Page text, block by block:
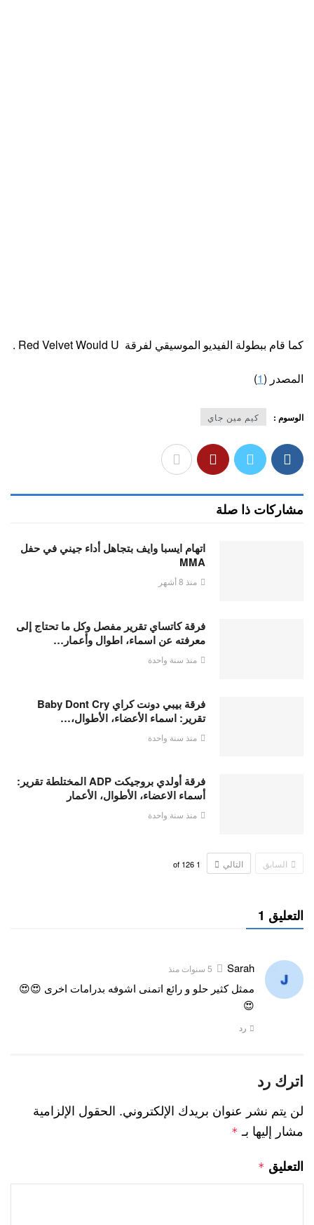
كما قام ببطولة الفيديو الموسيقي لفرقة Red Velvet Would U .
المصدر (1
)
الوسوم : كيم مين جاي
مشاركات ذا صلة
اتهام ايسبا وايف بتجاهل أداء جيني في حفل
MMA
منذ 8 أشهر
فرقة كاتساي تقرير مفصل وكل ما تحتاج إلى
معرفته عن اسماء، اطوال وأعمار…
منذ سنة واحدة
فرقة بيبي دونت كراي Baby Dont Cry
تقرير: اسماء الأعضاء، الأطوال،…
منذ سنة واحدة
فرقة أولدي بروجيكت ADP المختلطة تقرير:
أسماء الاعضاء، الأطوال، الأعمار
منذ سنة واحدة
السابق التالي 1
126
التعليق 1
Sarah 5 سنوات منذ
ممثل كثير حلو و رائع اتمنى اشوفه بدرامات اخرى 😍😍
😍
رد
اترك رد
لن يتم نشر عنوان بريدك الإلكتروني. الحقول الإلزامية
مشار إليها بـ *
التعليق *